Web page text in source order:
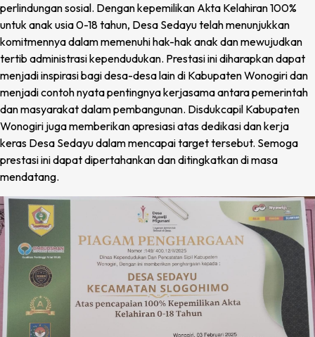
perlindungan sosial. Dengan kepemilikan Akta Kelahiran 100%
untuk anak usia 0-18 tahun, Desa Sedayu telah menunjukkan
komitmennya dalam memenuhi hak-hak anak dan mewujudkan
tertib administrasi kependudukan. Prestasi ini diharapkan dapat
menjadi inspirasi bagi desa-desa lain di Kabupaten Wonogiri dan
menjadi contoh nyata pentingnya kerjasama antara pemerintah
dan masyarakat dalam pembangunan. Disdukcapil Kabupaten
Wonogiri juga memberikan apresiasi atas dedikasi dan kerja
keras Desa Sedayu dalam mencapai target tersebut. Semoga
prestasi ini dapat dipertahankan dan ditingkatkan di masa
mendatang.